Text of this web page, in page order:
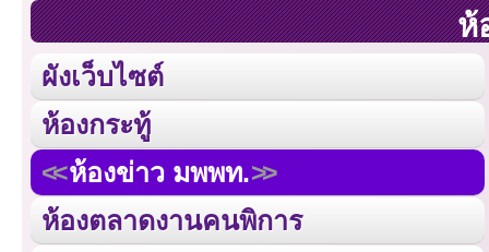
ห้
ผังเว็บไซต์
ห้องกระทู้
ห้องข่าว มพพท.
ห้องตลาดงานคนพิการ